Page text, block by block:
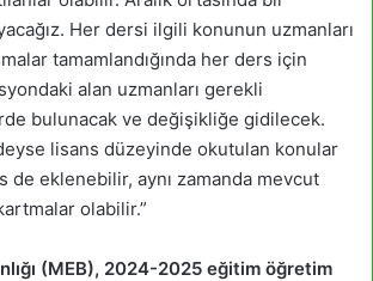
Her dersi ilgili konunun uzmanları
tamamlandığında her ders için
alan uzmanları gerekli
bulunacak ve değişikliğe gidilecek.
lisans düzeyinde okutulan konular
de eklenebilir, aynı zamanda mevcut
olabilir.”
(MEB), 2024-2025 eğitim öğretim